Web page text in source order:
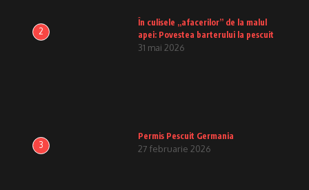
2
În culisele „afacerilor” de la malul
apei: Povestea barterului la pescuit
31 mai 2026
3
Permis Pescuit Germania
27 februarie 2026